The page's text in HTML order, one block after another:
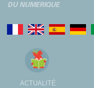
ACTUALITÉ